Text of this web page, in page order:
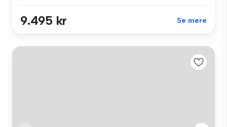
9.495 kr Se mere